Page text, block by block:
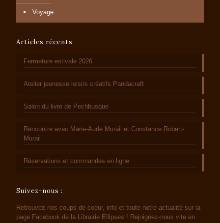
Voyage
Articles récents
Fermeture estivale 2026
Atelier jeunesse loisirs créatifs Pandacraft
Salon du livre de Pechbusque
Rencontre avec Marie-Aude Murail et Constance Robert-
Murail
Réservations et commandes en ligne
Suivez-nous :
Retrouvez nos coups de coeur, info et toute notre actualité sur la
page Facebook de la Librairie Ellipses ! Rejoignez-nous vite en